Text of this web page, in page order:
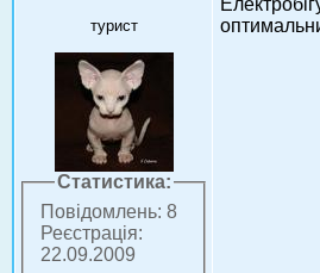
турист
Статистика:
Повідомлень: 8
Реєстрація:
22.09.2009